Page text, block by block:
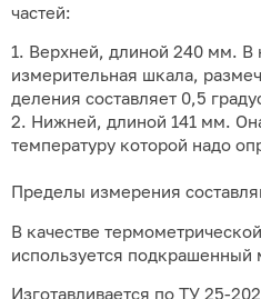
частей:
1. Верхней, длиной 240 мм. В
измерительная шкала,
деления составляет 0,5
2. Нижней, длиной 141 мм.
температуру которой надо
Пределы измерения
В качестве
используется подкрашенный
Изготавливается по ТУ 25-